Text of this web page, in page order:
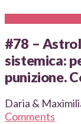
#78 –
sistemica:
punizione.
Daria &
Comments